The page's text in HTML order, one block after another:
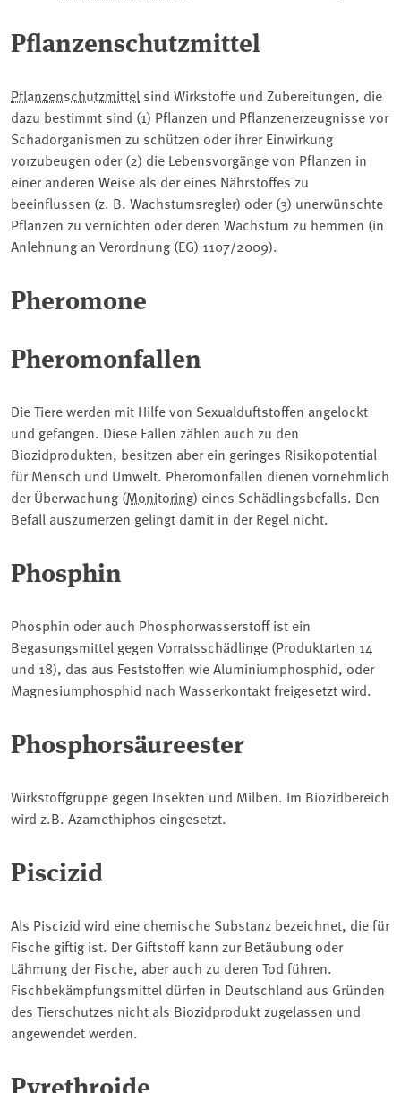
Pflanzenschutzmittel
Pflanzenschutzmittel sind Wirkstoffe und Zubereitungen, die
dazu bestimmt sind (1) Pflanzen und Pflanzenerzeugnisse vor
Schadorganismen zu schützen oder ihrer Einwirkung
vorzubeugen oder (2) die Lebensvorgänge von Pflanzen in
einer anderen Weise als der eines Nährstoffes zu
beeinflussen (z. B. Wachstumsregler) oder (3) unerwünschte
Pflanzen zu vernichten oder deren Wachstum zu hemmen (in
Anlehnung an Verordnung (EG) 1107/2009).
Pheromone
Pheromonfallen
Die Tiere werden mit Hilfe von Sexualduftstoffen angelockt
und gefangen. Diese Fallen zählen auch zu den
Biozidprodukten, besitzen aber ein geringes Risikopotential
für Mensch und Umwelt. Pheromonfallen dienen vornehmlich
der Überwachung (Monitoring) eines Schädlingsbefalls. Den
Befall auszumerzen gelingt damit in der Regel nicht.
Phosphin
Phosphin oder auch Phosphorwasserstoff ist ein
Begasungsmittel gegen Vorratsschädlinge (Produktarten 14
und 18), das aus Feststoffen wie Aluminiumphosphid, oder
Magnesiumphosphid nach Wasserkontakt freigesetzt wird.
Phosphorsäureester
Wirkstoffgruppe gegen Insekten und Milben. Im Biozidbereich
wird z.B. Azamethiphos eingesetzt.
Piscizid
Als Piscizid wird eine chemische Substanz bezeichnet, die für
Fische giftig ist. Der Giftstoff kann zur Betäubung oder
Lähmung der Fische, aber auch zu deren Tod führen.
Fischbekämpfungsmittel dürfen in Deutschland aus Gründen
des Tierschutzes nicht als Biozidprodukt zugelassen und
angewendet werden.
Pyrethroide